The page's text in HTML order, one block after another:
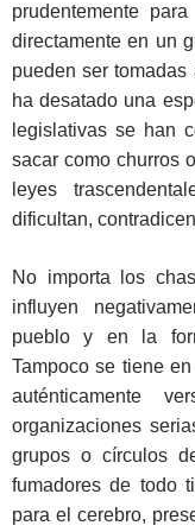
prudentemente
directamente en un
pueden ser
ha desatado una
legislativas se han
sacar como churros
leyes
dificultan,
No importa los
influyen
pueblo y en la
Tampoco se tiene
auténticamente
organizaciones
grupos o círculos
fumadores de todo
para el cerebro,